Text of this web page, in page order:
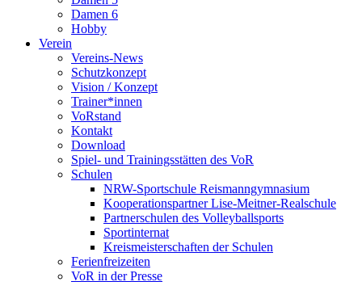
Damen 6
Hobby
Verein
Vereins-News
Schutzkonzept
Vision / Konzept
Trainer*innen
VoRstand
Kontakt
Download
Spiel- und Trainingsstätten des VoR
Schulen
NRW-Sportschule Reismanngymnasium
Kooperationspartner Lise-Meitner-Realschule
Partnerschulen des Volleyballsports
Sportinternat
Kreismeisterschaften der Schulen
Ferienfreizeiten
VoR in der Presse